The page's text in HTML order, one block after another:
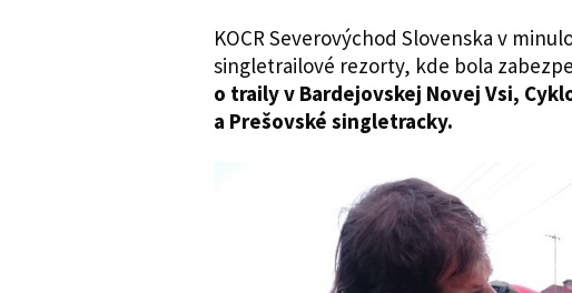
KOCR Severovýchod Slovenska v
singletrailové rezorty, kde bola
o traily v Bardejovskej Novej Vsi,
a Prešovské singletracky.